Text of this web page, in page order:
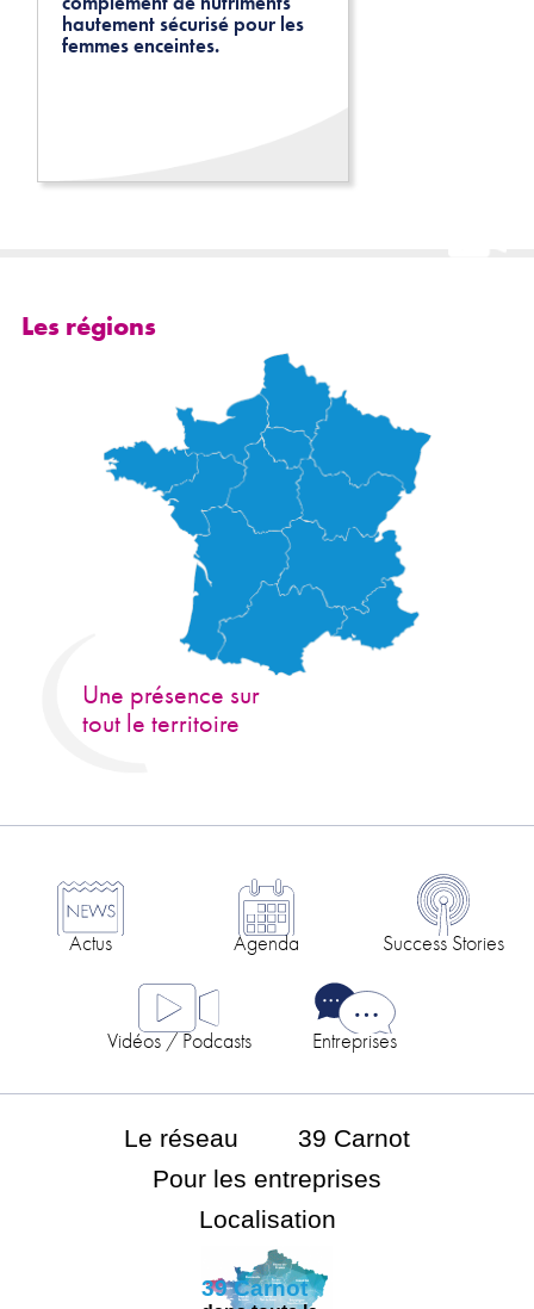
hautement sécurisé pour les
femmes enceintes.
Les régions
Une présence sur
tout le territoire
Actus Agenda Success Stories
Vidéos / Podcasts Entreprises
Le réseau
39 Carnot
Pour les entreprises
Localisation
39 Carnot